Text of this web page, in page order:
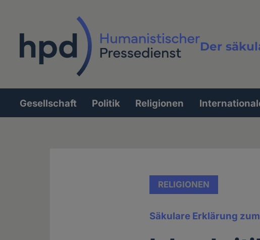
Der
Hauptnavigation
Gesellschaft Politik Religionen
RELIGIONEN
Säkulare Erklärung